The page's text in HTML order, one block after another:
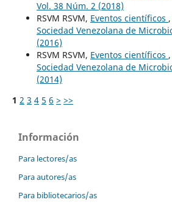
Vol. 38 Núm. 2 (2018)
RSVM RSVM, Eventos científicos ,
Sociedad Venezolana de
(2016)
RSVM RSVM, Eventos científicos ,
Sociedad Venezolana de
(2014)
1 2 3 4 5 6 > >>
Información
Para lectores/as
Para autores/as
Para bibliotecarios/as